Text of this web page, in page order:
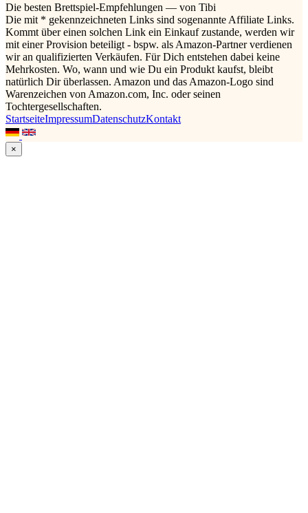
Die besten Brettspiel-Empfehlungen — von Tibi
Die mit * gekennzeichneten Links sind sogenannte Affiliate Links.
Kommt über einen solchen Link ein Einkauf zustande, werden wir
mit einer Provision beteiligt - bspw. als Amazon-Partner verdienen
wir an qualifizierten Verkäufen. Für Dich entstehen dabei keine
Mehrkosten. Wo, wann und wie Du ein Produkt kaufst, bleibt
natürlich Dir überlassen. Amazon und das Amazon-Logo sind
Warenzeichen von Amazon.com, Inc. oder seinen
Tochtergesellschaften.
StartseiteImpressumDatenschutzKontakt
×